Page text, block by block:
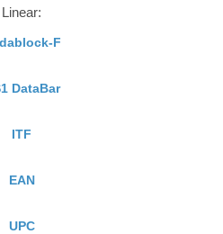
Linear:
F
DataBar
ITF
EAN
UPC